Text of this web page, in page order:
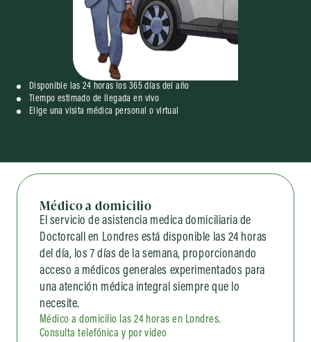
Disponible las 24 horas los 365 días del año
Tiempo estimado de llegada en vivo
Elige una visita médica personal o virtual
Médico a domicilio
El servicio de asistencia medica domiciliaria de
Doctorcall en Londres está disponible las 24 horas
del día, los 7 días de la semana, proporcionando
acceso a médicos generales experimentados para
una atención médica integral siempre que lo
necesite.
Médico a domicilio las 24 horas en Londres.
Consulta telefónica y por video